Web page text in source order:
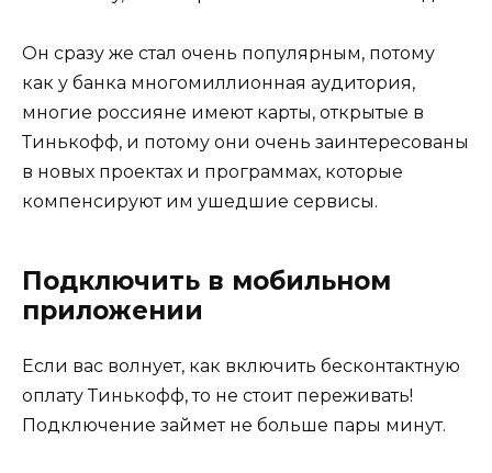
Он сразу же стал очень популярным, потому
как у банка многомиллионная аудитория,
многие россияне имеют карты, открытые в
Тинькофф, и потому они очень заинтересованы
в новых проектах и программах, которые
компенсируют им ушедшие сервисы.
Подключить в мобильном
приложении
Если вас волнует, как включить бесконтактную
оплату Тинькофф, то не стоит переживать!
Подключение займет не больше пары минут.